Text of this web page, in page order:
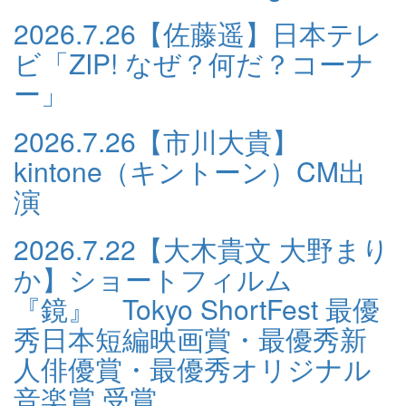
2026.7.26 【佐藤遥】日本テレ
ビ「ZIP! なぜ？何だ？コーナ
ー」
2026.7.26 【市川大貴】
kintone（キントーン）CM出
演
2026.7.22 【大木貴文 大野まり
か】ショートフィルム
『鏡』 Tokyo ShortFest 最優
秀日本短編映画賞・最優秀新
人俳優賞・最優秀オリジナル